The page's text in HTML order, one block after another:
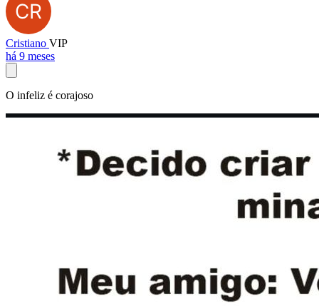
Cristiano VIP
há 9 meses
O infeliz é corajoso